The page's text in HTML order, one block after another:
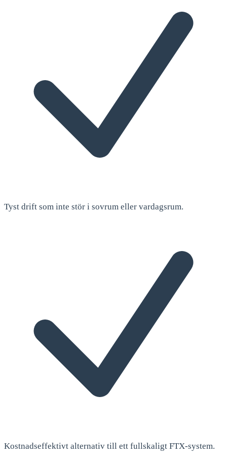
Tyst drift som inte stör i sovrum eller vardagsrum.
Kostnadseffektivt alternativ till ett fullskaligt FTX-system.